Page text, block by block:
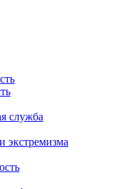
служба
экстремизма